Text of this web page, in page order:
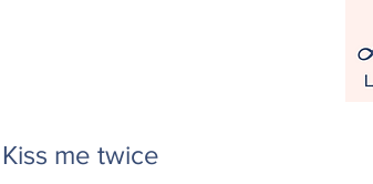
Kiss me twice